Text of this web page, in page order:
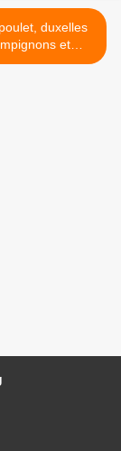
duxelles
et
pommes de terre confites >